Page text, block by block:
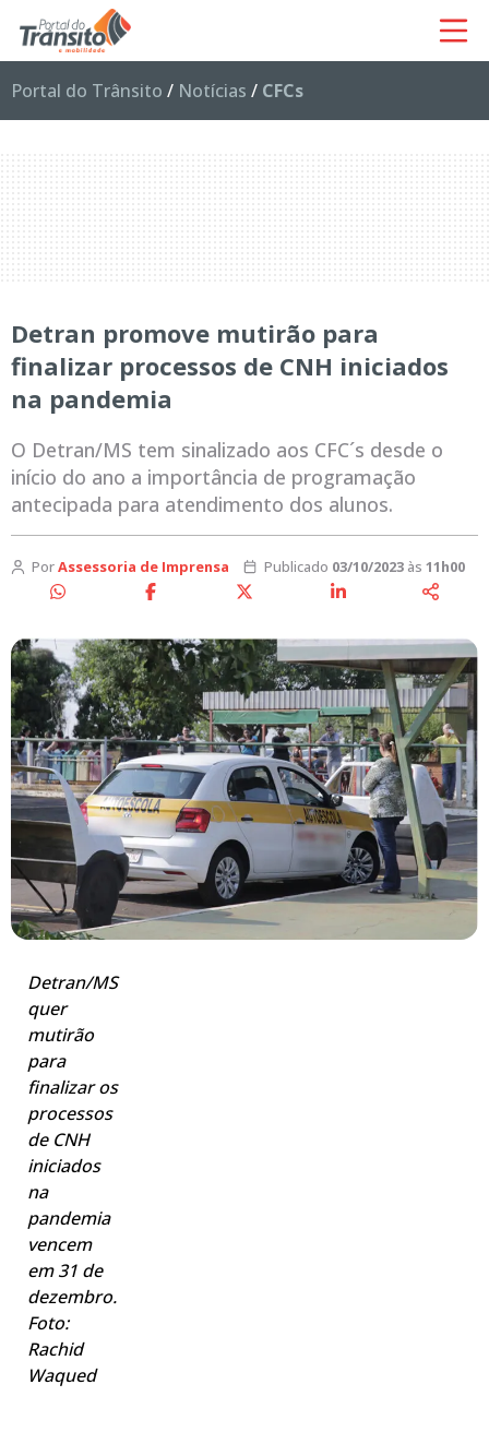
Portal do Trânsito / Notícias / CFCs
Detran promove mutirão para
finalizar processos de CNH iniciados
na pandemia
O Detran/MS tem sinalizado aos CFC´s desde o
início do ano a importância de programação
antecipada para atendimento dos alunos.
PorAssessoria de Imprensa Publicado 03/10/2023às 11h00
Detran/MS
quer
mutirão
para
finalizar os
processos
de CNH
iniciados
na
pandemia
vencem
em 31 de
dezembro.
Foto:
Rachid
Waqued